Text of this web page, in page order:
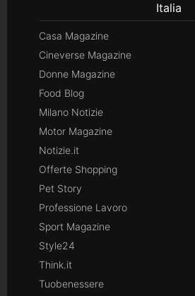
Italia
Casa Magazine
Cineverse Magazine
Donne Magazine
Food Blog
Milano Notizie
Motor Magazine
Notizie.it
Offerte Shopping
Pet Story
Professione Lavoro
Sport Magazine
Style24
Think.it
Tuobenessere